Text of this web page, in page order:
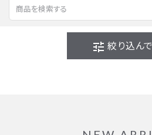
tune 絞り込ん